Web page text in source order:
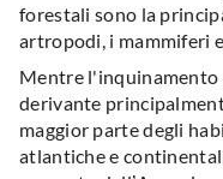
forestali sono la
artropodi, i mammiferi
Mentre l'inquinamento
derivante
maggior parte degli
atlantiche e